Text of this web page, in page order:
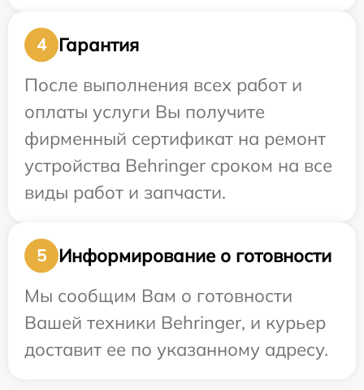
4
Гарантия
После выполнения всех работ и
оплаты услуги Вы получите
фирменный сертификат на ремонт
устройства Behringer сроком на все
виды работ и запчасти.
5
Информирование о готовности
Мы сообщим Вам о готовности
Вашей техники Behringer, и курьер
доставит ее по указанному адресу.